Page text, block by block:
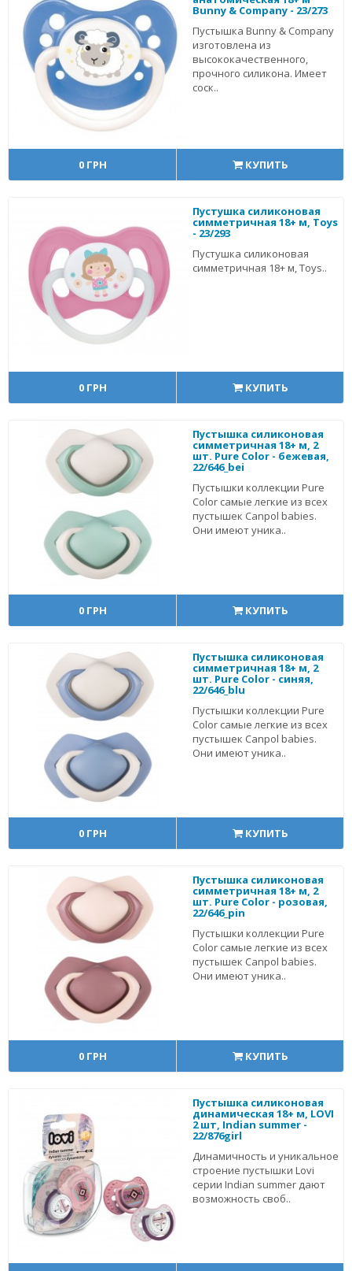
Bunny & Company - 23/273
Пустышка Bunny & Company
изготовлена из
высококачественного,
прочного силикона. Имеет
соск..
0 ГРН КУПИТЬ
Пустушка силиконовая
симметричная 18+ м, Toys
- 23/293
Пустушка силиконовая
симметричная 18+ м, Toys..
0 ГРН КУПИТЬ
Пустышка силиконовая
симметричная 18+ м, 2
шт. Pure Color - бежевая,
22/646_bei
Пустышки коллекции Pure
Color самые легкие из всех
пустышек Canpol babies.
Они имеют уника..
0 ГРН КУПИТЬ
Пустышка силиконовая
симметричная 18+ м, 2
шт. Pure Color - синяя,
22/646_blu
Пустышки коллекции Pure
Color самые легкие из всех
пустышек Canpol babies.
Они имеют уника..
0 ГРН КУПИТЬ
Пустышка силиконовая
симметричная 18+ м, 2
шт. Pure Color - розовая,
22/646_pin
Пустышки коллекции Pure
Color самые легкие из всех
пустышек Canpol babies.
Они имеют уника..
0 ГРН КУПИТЬ
Пустышка силиконовая
динамическая 18+ м, LOVI
2 шт, Indian summer -
22/876girl
Динамичность и уникальное
строение пустышки Lovi
серии Indian summer дают
возможность своб..